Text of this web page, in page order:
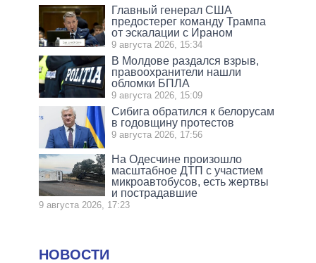
Главный генерал США
предостерег команду Трампа
от эскалации с Ираном
9 августа 2026, 15:34
В Молдове раздался взрыв,
правоохранители нашли
обломки БПЛА
9 августа 2026, 15:09
Сибига обратился к белорусам
в годовщину протестов
9 августа 2026, 17:56
На Одесчине произошло
масштабное ДТП с участием
микроавтобусов, есть жертвы
и пострадавшие
9 августа 2026, 17:23
НОВОСТИ